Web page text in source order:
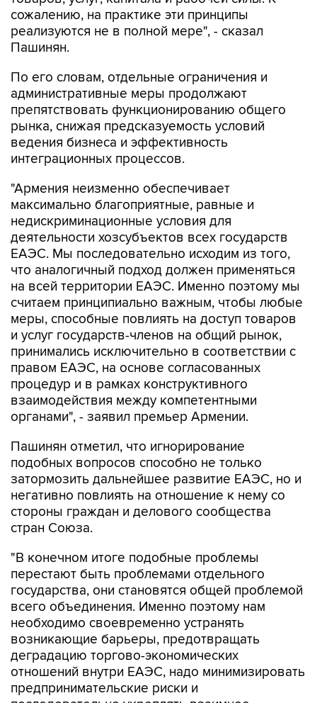
сожалению, на практике эти принципы
реализуются не в полной мере", - сказал
Пашинян.
По его словам, отдельные ограничения и
административные меры продолжают
препятствовать функционированию общего
рынка, снижая предсказуемость условий
ведения бизнеса и эффективность
интеграционных процессов.
"Армения неизменно обеспечивает
максимально благоприятные, равные и
недискриминационные условия для
деятельности хозсубъектов всех государств
ЕАЭС. Мы последовательно исходим из того,
что аналогичный подход должен применяться
на всей территории ЕАЭС. Именно поэтому мы
считаем принципиально важным, чтобы любые
меры, способные повлиять на доступ товаров
и услуг государств-членов на общий рынок,
принимались исключительно в соответствии с
правом ЕАЭС, на основе согласованных
процедур и в рамках конструктивного
взаимодействия между компетентными
органами", - заявил премьер Армении.
Пашинян отметил, что игнорирование
подобных вопросов способно не только
затормозить дальнейшее развитие ЕАЭС, но и
негативно повлиять на отношение к нему со
стороны граждан и делового сообщества
стран Союза.
"В конечном итоге подобные проблемы
перестают быть проблемами отдельного
государства, они становятся общей проблемой
всего объединения. Именно поэтому нам
необходимо своевременно устранять
возникающие барьеры, предотвращать
деградацию торгово-экономических
отношений внутри ЕАЭС, надо минимизировать
предпринимательские риски и